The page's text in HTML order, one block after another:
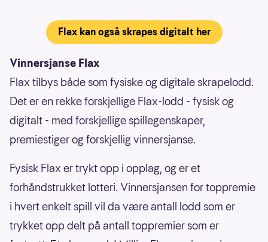
Flax kan også skrapes digitalt her
Vinnersjanse Flax
Flax tilbys både som fysiske og digitale skrapelodd.
Det er en rekke forskjellige Flax-lodd - fysisk og
digitalt - med forskjellige spillegenskaper,
premiestiger og forskjellig vinnersjanse.
Fysisk Flax er trykt opp i opplag, og er et
forhåndstrukket lotteri. Vinnersjansen for toppremie
i hvert enkelt spill vil da være antall lodd som er
trykket opp delt på antall toppremier som er